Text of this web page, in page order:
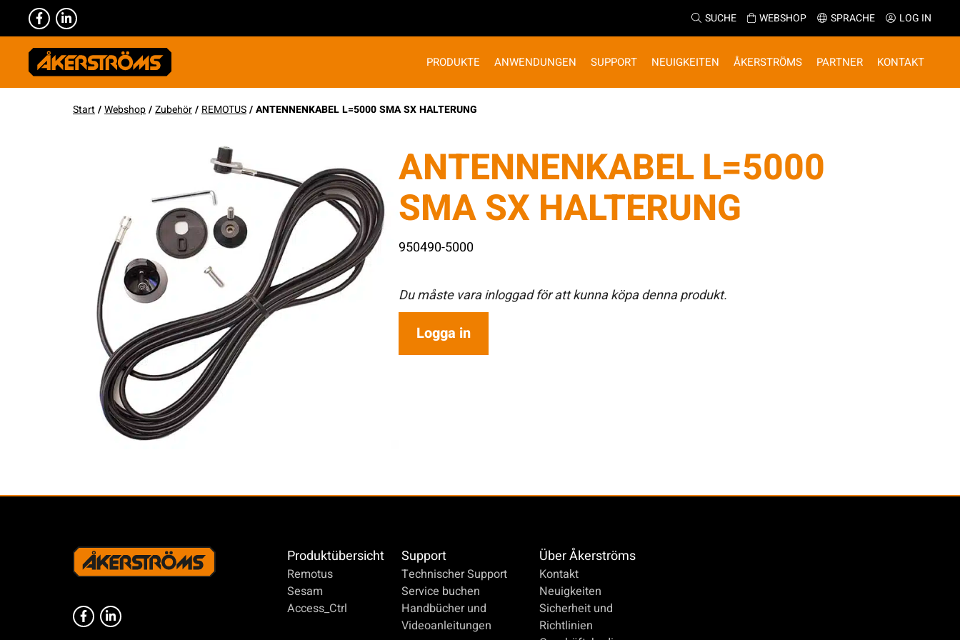
SUCHE WEBSHOP SPRACHE LOG IN
PRODUKTE ANWENDUNGEN SUPPORT NEUIGKEITEN ÅKERSTRÖMS PARTNER KONTAKT
Start /Webshop/Zubehör/ REMOTUS/ ANTENNENKABEL L=5000 SMA SX HALTERUNG
ANTENNENKABEL L=5000
SMA SX HALTERUNG
950490-5000
Du måste vara inloggad för att kunna köpa denna produkt.
Logga in
Produktübersicht
Remotus
Sesam
Access_Ctrl
Support
Technischer Support
Service buchen
Handbücher und
Videoanleitungen
Über Åkerströms
Kontakt
Neuigkeiten
Sicherheit und
Richtlinien